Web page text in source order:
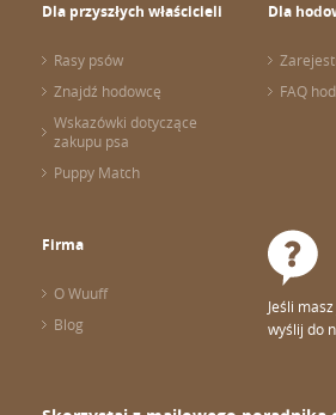
Dla przyszłych właścicieli
Rasy psów
Znajdź hodowcę
Wskazówki dotyczące
zakupu psa
Puppy Match
Dla
FAQ
Firma
O Wuuff
Blog
Jeśli
wyślij do